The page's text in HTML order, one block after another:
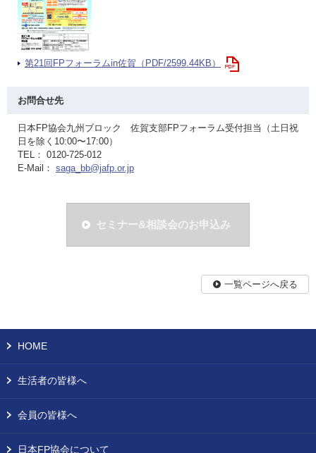
第21回FPフォーラムin佐賀（PDF/2599.44KB）
お問合せ先
日本FP協会九州ブロック 佐賀支部FPフォーラム受付担当（土日祝
日を除く10:00〜17:00）
TEL： 0120-725-012
E-Mail： saga_bb@jafp.or.jp
セミナー&相談会のお申込み
一覧ページへ戻る
HOME
生活者の皆様へ
会員の皆様へ
日本FP協会について